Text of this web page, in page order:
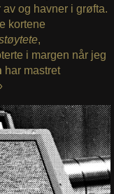
og havner i grøfta.
kortene
,
i margen når jeg
har mastret